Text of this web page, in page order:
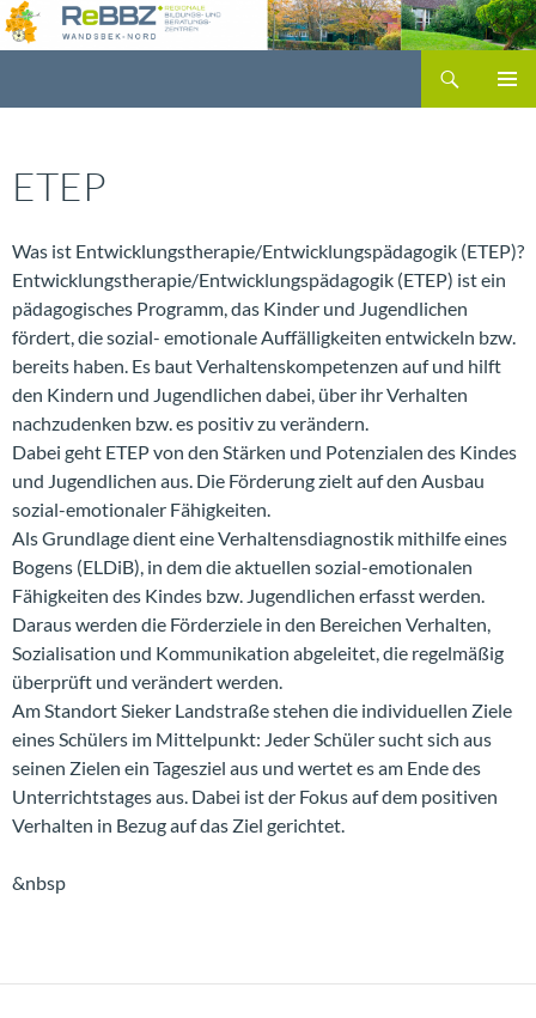
Zum
Inhalt
ETEP
Was ist Entwicklungstherapie/Entwicklungspädagogik (ETEP)?
Entwicklungstherapie/Entwicklungspädagogik (ETEP) ist ein
pädagogisches Programm, das Kinder und Jugendlichen
fördert, die sozial- emotionale Auffälligkeiten entwickeln bzw.
bereits haben. Es baut Verhaltenskompetenzen auf und hilft
den Kindern und Jugendlichen dabei, über ihr Verhalten
nachzudenken bzw. es positiv zu verändern.
Dabei geht ETEP von den Stärken und Potenzialen des Kindes
und Jugendlichen aus. Die Förderung zielt auf den Ausbau
sozial-emotionaler Fähigkeiten.
Als Grundlage dient eine Verhaltensdiagnostik mithilfe eines
Bogens (ELDiB), in dem die aktuellen sozial-emotionalen
Fähigkeiten des Kindes bzw. Jugendlichen erfasst werden.
Daraus werden die Förderziele in den Bereichen Verhalten,
Sozialisation und Kommunikation abgeleitet, die regelmäßig
überprüft und verändert werden.
Am Standort Sieker Landstraße stehen die individuellen Ziele
eines Schülers im Mittelpunkt: Jeder Schüler sucht sich aus
seinen Zielen ein Tagesziel aus und wertet es am Ende des
Unterrichtstages aus. Dabei ist der Fokus auf dem positiven
Verhalten in Bezug auf das Ziel gerichtet.
&nbsp